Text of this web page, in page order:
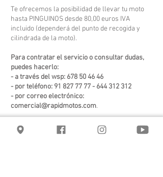
Te ofrecemos la posibilidad de llevar tu moto
hasta PINGUINOS desde 80,00 euros IVA
incluido (dependerá del punto de recogida y
cilindrada de la moto).
Para contratar el servicio o consultar dudas,
puedes hacerlo:
- a través del wsp: 678 50 46 46
- por teléfono: 91 827 77 77 - 644 312 312
- por correo electrónico:
comercial@rapidmotos.com.
El servicio de recogida será en la dirección que
nos facilites, tu moto viaja en vehículo